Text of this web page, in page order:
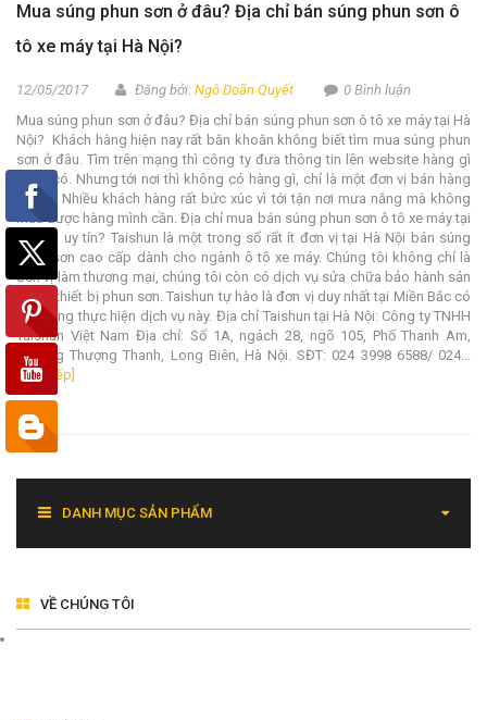
Mua súng phun sơn ở đâu? Địa chỉ bán súng phun sơn ô
tô xe máy tại Hà Nội?
12/05/2017 Đăng bởi: Ngô Doãn Quyết
0 Bình luận
Mua súng phun sơn ở đâu? Địa chỉ bán súng phun sơn ô tô xe máy tại Hà
Nội? Khách hàng hiện nay rất băn khoăn không biết tìm mua súng phun
sơn ở đâu. Tìm trên mạng thì công ty đưa thông tin lên website hàng gì
cũng có. Nhưng tới nơi thì không có hàng gì, chỉ là một đơn vị bán hàng
online. Nhiều khách hàng rất bức xúc vì tới tận nơi mưa nắng mà không
mua được hàng mình cần. Địa chỉ mua bán súng phun sơn ô tô xe máy tại
Hà Nội uy tín? Taishun là một trong số rất ít đơn vị tại Hà Nội bán súng
phun sơn cao cấp dành cho ngành ô tô xe máy. Chúng tôi không chỉ là
đơn vị làm thương mại, chúng tôi còn có dịch vụ sửa chữa bảo hành sản
phẩm thiết bị phun sơn. Taishun tự hào là đơn vị duy nhất tại Miền Bắc có
khả năng thực hiện dịch vụ này. Địa chỉ Taishun tại Hà Nội: Công ty TNHH
Taishun Việt Nam Địa chỉ: Số 1A, ngách 28, ngõ 105, Phố Thanh Am,
Phường Thượng Thanh, Long Biên, Hà Nội. SĐT: 024 3998 6588/ 024...
[Đọc tiếp]
DANH MỤC SẢN PHẨM
VỀ CHÚNG TÔI